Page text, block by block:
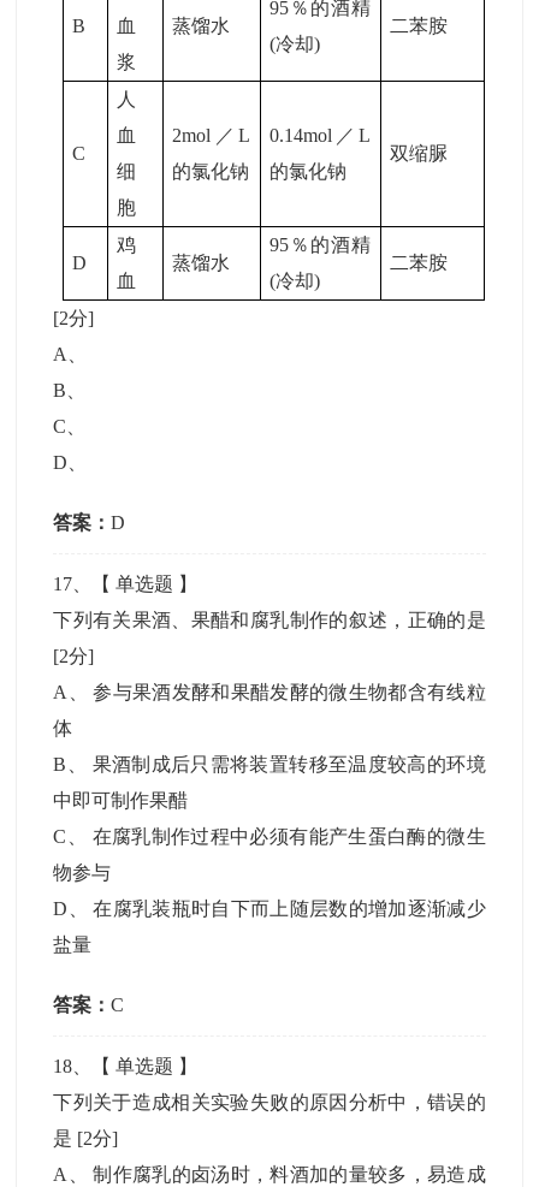
B
血
浆
蒸馏水
95％的酒精
(冷却)
二苯胺
C
人
血
细
胞
2mol／L
的氯化钠
0.14mol／L
的氯化钠
双缩脲
D
鸡
血
蒸馏水
95％的酒精
(冷却)
二苯胺
[2分]
A
B
C
D
答案：D
17 、【单选题 】
下列有关果酒、果醋和腐乳制作的叙述，正确的是
[2分]
A
、参与果酒发酵和果醋发酵的微生物都含有线粒
体
B
果酒制成后只需将装置转移至温度较高的环境
中即可制作果醋
C
在腐乳制作过程中必须有能产生蛋白酶的微生
物参与
D 、在腐乳装瓶时自下而上随层数的增加逐渐减少
盐量
答案：C
18 、【单选题 】
下列关于造成相关实验失败的原因分析中，错误的
是 [2分]
A
、制作腐乳的卤汤时，料酒加的量较多，易造成